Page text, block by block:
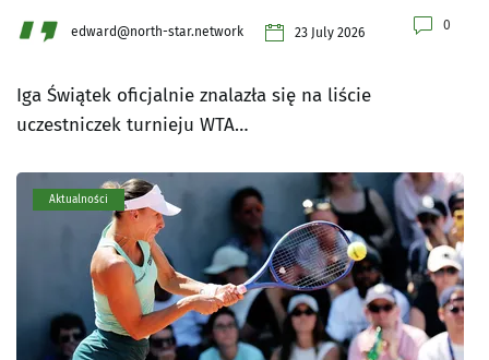
edward@north-star.network 23 July 2026 0
Iga Świątek oficjalnie znalazła się na liście
uczestniczek turnieju WTA…
Aktualności